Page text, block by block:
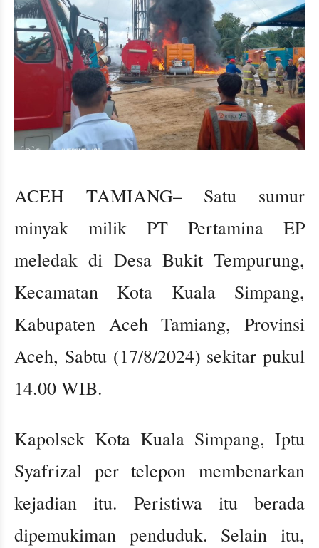
ACEH TAMIANG– Satu sumur
minyak milik PT Pertamina EP
meledak di Desa Bukit Tempurung,
Kecamatan Kota Kuala Simpang,
Kabupaten Aceh Tamiang, Provinsi
Aceh, Sabtu (17/8/2024) sekitar pukul
14.00 WIB.
Kapolsek Kota Kuala Simpang, Iptu
Syafrizal per telepon membenarkan
kejadian itu. Peristiwa itu berada
dipemukiman penduduk. Selain itu,